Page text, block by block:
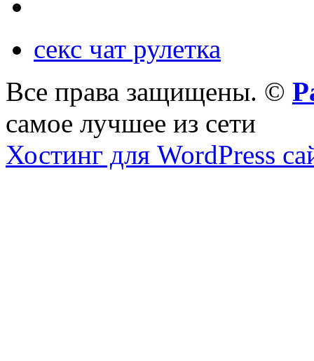
секс чат рулетка
Все права защищены. ©
самое лучшее из сети
Хостинг для WordPress